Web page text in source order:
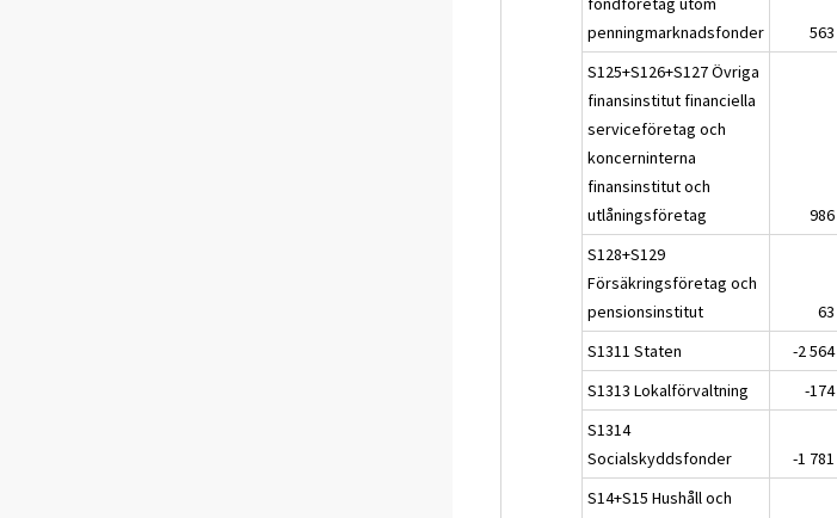
penningmarknadsfonder
563
S125+S126+S127 Övriga
finansinstitut financiella
serviceföretag och
koncerninterna
finansinstitut och
utlåningsföretag
986
S128+S129
Försäkringsföretag och
pensionsinstitut
63
S1311 Staten
-2 564
S1313 Lokalförvaltning
-174
S1314
Socialskyddsfonder
-1 781
S14+S15 Hushåll och